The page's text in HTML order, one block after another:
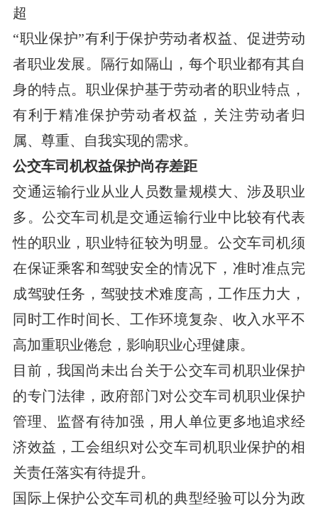
超
“职业保护”有利于保护劳动者权益、促进劳动
者职业发展。隔行如隔山，每个职业都有其自
身的特点。职业保护基于劳动者的职业特点，
有利于精准保护劳动者权益，关注劳动者归
属、尊重、自我实现的需求。
公交车司机权益保护尚存差距
交通运输行业从业人员数量规模大、涉及职业
多。公交车司机是交通运输行业中比较有代表
性的职业，职业特征较为明显。公交车司机须
在保证乘客和驾驶安全的情况下，准时准点完
成驾驶任务，驾驶技术难度高，工作压力大，
同时工作时间长、工作环境复杂、收入水平不
高加重职业倦怠，影响职业心理健康。
目前，我国尚未出台关于公交车司机职业保护
的专门法律，政府部门对公交车司机职业保护
管理、监督有待加强，用人单位更多地追求经
济效益，工会组织对公交车司机职业保护的相
关责任落实有待提升。
国际上保护公交车司机的典型经验可以分为政